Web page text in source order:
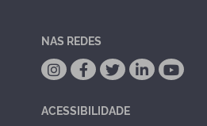
NAS REDES
ACESSIBILIDADE